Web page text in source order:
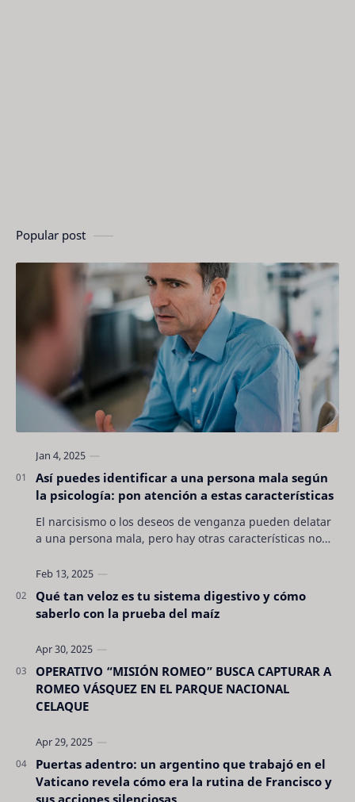
Popular post
Así puedes identificar a una persona mala según
la psicología: pon atención a estas características
El narcisismo o los deseos de venganza pueden delatar
a una persona mala, pero hay otras características no
Qué tan veloz es tu sistema digestivo y cómo
saberlo con la prueba del maíz
OPERATIVO “MISIÓN ROMEO” BUSCA CAPTURAR A
ROMEO VÁSQUEZ EN EL PARQUE NACIONAL
CELAQUE
Puertas adentro: un argentino que trabajó en el
Vaticano revela cómo era la rutina de Francisco y
sus acciones silenciosas